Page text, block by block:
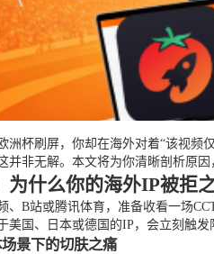
洲杯刷屏，你却在海外对着“该视
并非无解。本文将为你清晰剖析原
为什么你的海外IP被拒
、B站或腾讯体育，准备收看一场
美国、日本或德国的IP，会立刻触
景下的切肤之痛